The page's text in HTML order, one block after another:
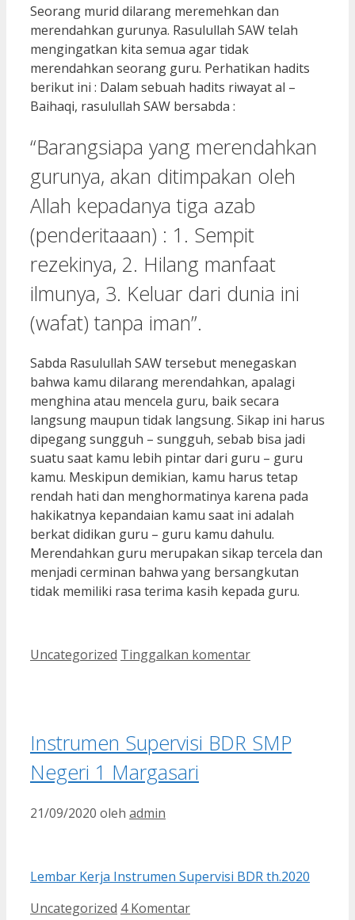
Seorang murid dilarang meremehkan dan
merendahkan gurunya. Rasulullah SAW telah
mengingatkan kita semua agar tidak
merendahkan seorang guru. Perhatikan hadits
berikut ini : Dalam sebuah hadits riwayat al –
Baihaqi, rasulullah SAW bersabda :
“Barangsiapa yang merendahkan
gurunya, akan ditimpakan oleh
Allah kepadanya tiga azab
(penderitaaan) : 1. Sempit
rezekinya, 2. Hilang manfaat
ilmunya, 3. Keluar dari dunia ini
(wafat) tanpa iman”.
Sabda Rasulullah SAW tersebut menegaskan
bahwa kamu dilarang merendahkan, apalagi
menghina atau mencela guru, baik secara
langsung maupun tidak langsung. Sikap ini harus
dipegang sungguh – sungguh, sebab bisa jadi
suatu saat kamu lebih pintar dari guru – guru
kamu. Meskipun demikian, kamu harus tetap
rendah hati dan menghormatinya karena pada
hakikatnya kepandaian kamu saat ini adalah
berkat didikan guru – guru kamu dahulu.
Merendahkan guru merupakan sikap tercela dan
menjadi cerminan bahwa yang bersangkutan
tidak memiliki rasa terima kasih kepada guru.
Kategori
Uncategorized Tinggalkan komentar
Instrumen Supervisi BDR SMP
Negeri 1 Margasari
21/09/2020 oleh admin
Lembar Kerja Instrumen Supervisi BDR th.2020
Kategori
Uncategorized 4 Komentar